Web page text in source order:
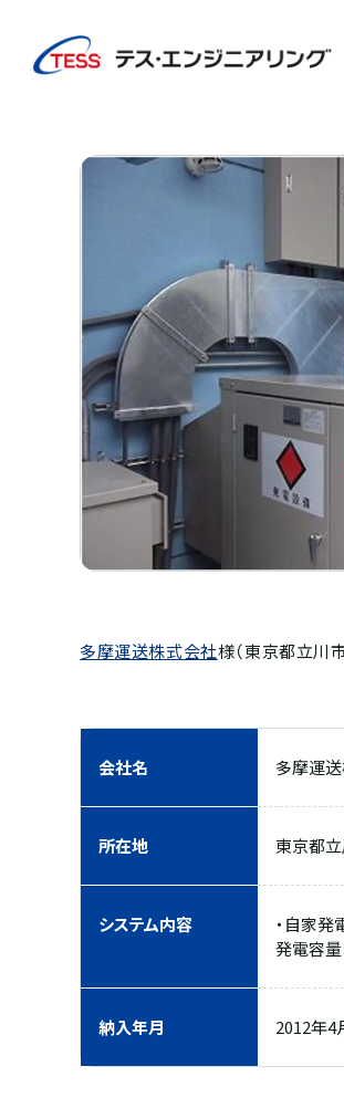
CGS/燃料電池
多摩運送株式
多摩運送株式会社様（東京都立川
会社名 多摩運
所在地 東京都
システム内容
・自家発
発電容
納入年月 2012年4